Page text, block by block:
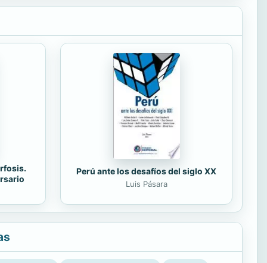
Perú ante los desafíos del siglo XX
Luis Pásara